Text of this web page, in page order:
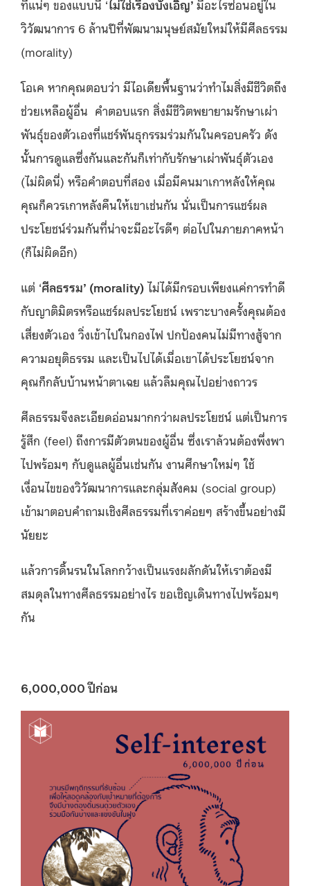
ที่แน่ๆ ของแบบนี้ ‘ไม่ใช่เรื่องบังเอิญ’ มีอะไรซ่อนอยู่ใน
วิวัฒนาการ 6 ล้านปีที่พัฒนามนุษย์สมัยใหม่ให้มีศีลธรรม
(morality)
โอเค หากคุณตอบว่า มีไอเดียพื้นฐานว่าทำไมสิ่งมีชีวิตถึง
ช่วยเหลือผู้อื่น คำตอบแรก สิ่งมีชีวิตพยายามรักษาเผ่า
พันธุ์ของตัวเองที่แชร์พันธุกรรมร่วมกันในครอบครัว ดัง
นั้นการดูแลซึ่งกันและกันก็เท่ากับรักษาเผ่าพันธุ์ตัวเอง
(ไม่ผิดนี่) หรือคำตอบที่สอง เมื่อมีคนมาเกาหลังให้คุณ
คุณก็ควรเกาหลังคืนให้เขาเช่นกัน นั่นเป็นการแชร์ผล
ประโยชน์ร่วมกันที่น่าจะมีอะไรดีๆ ต่อไปในภายภาคหน้า
(ก็ไม่ผิดอีก)
แต่ ‘ศีลธรรม’ (morality)ไม่ได้มีกรอบเพียงแค่การทำดี
กับญาติมิตรหรือแชร์ผลประโยชน์ เพราะบางครั้งคุณต้อง
เสี่ยงตัวเอง วิ่งเข้าไปในกองไฟ ปกป้องคนไม่มีทางสู้จาก
ความอยุติธรรม และเป็นไปได้เมื่อเขาได้ประโยชน์จาก
คุณก็กลับบ้านหน้าตาเฉย แล้วลืมคุณไปอย่างถาวร
ศีลธรรมจึงละเอียดอ่อนมากกว่าผลประโยชน์ แต่เป็นการ
รู้สึก (feel) ถึงการมีตัวตนของผู้อื่น ซึ่งเราล้วนต้องพึ่งพา
ไปพร้อมๆ กับดูแลผู้อื่นเช่นกัน งานศึกษาใหม่ๆ ใช้
เงื่อนไขของวิวัฒนาการและกลุ่มสังคม (social group)
เข้ามาตอบคำถามเชิงศีลธรรมที่เราค่อยๆ สร้างขึ้นอย่างมี
นัยยะ
แล้วการดิ้นรนในโลกกว้างเป็นแรงผลักดันให้เราต้องมี
สมดุลในทางศีลธรรมอย่างไร ขอเชิญเดินทางไปพร้อมๆ
กัน
6,000,000ปีก่อน